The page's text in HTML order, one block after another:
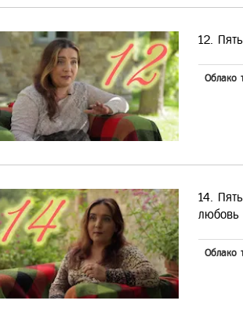
12.
Облако
14.
любовь
Облако